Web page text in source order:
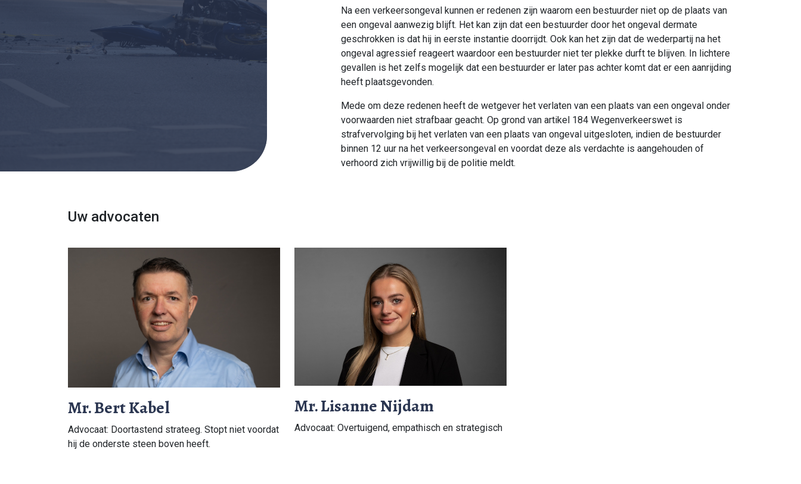
Na een verkeersongeval kunnen er redenen zijn waarom een bestuurder niet op de plaats van
een ongeval aanwezig blijft. Het kan zijn dat een bestuurder door het ongeval dermate
geschrokken is dat hij in eerste instantie doorrijdt. Ook kan het zijn dat de wederpartij na het
ongeval agressief reageert waardoor een bestuurder niet ter plekke durft te blijven. In lichtere
gevallen is het zelfs mogelijk dat een bestuurder er later pas achter komt dat er een aanrijding
heeft plaatsgevonden.
Mede om deze redenen heeft de wetgever het verlaten van een plaats van een ongeval onder
voorwaarden niet strafbaar geacht. Op grond van artikel 184 Wegenverkeerswet is
strafvervolging bij het verlaten van een plaats van ongeval uitgesloten, indien de bestuurder
binnen 12 uur na het verkeersongeval en voordat deze als verdachte is aangehouden of
verhoord zich vrijwillig bij de politie meldt.
Uw advocaten
Mr. Bert Kabel
Advocaat: Doortastend strateeg. Stopt niet voordat
hij de onderste steen boven heeft.
Mr. Lisanne Nijdam
Advocaat: Overtuigend, empathisch en strategisch